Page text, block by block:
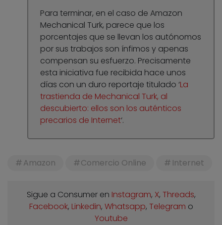
Para terminar, en el caso de Amazon
Mechanical Turk, parece que los
porcentajes que se llevan los autónomos
por sus trabajos son ínfimos y apenas
compensan su esfuerzo. Precisamente
esta iniciativa fue recibida hace unos
días con un duro reportaje titulado ‘La
trastienda de Mechanical Turk, al
descubierto: ellos son los auténticos
precarios de Internet‘.
Amazon Comercio Online Internet
Sigue a Consumer en Instagram, X, Threads,
Facebook, Linkedin, Whatsapp, Telegram o
Youtube